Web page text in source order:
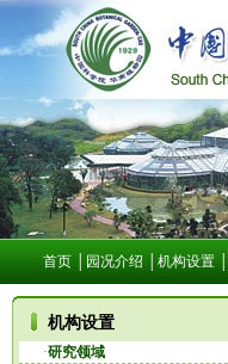
首页 园况介绍 机构设置
机构设置
·研究领域